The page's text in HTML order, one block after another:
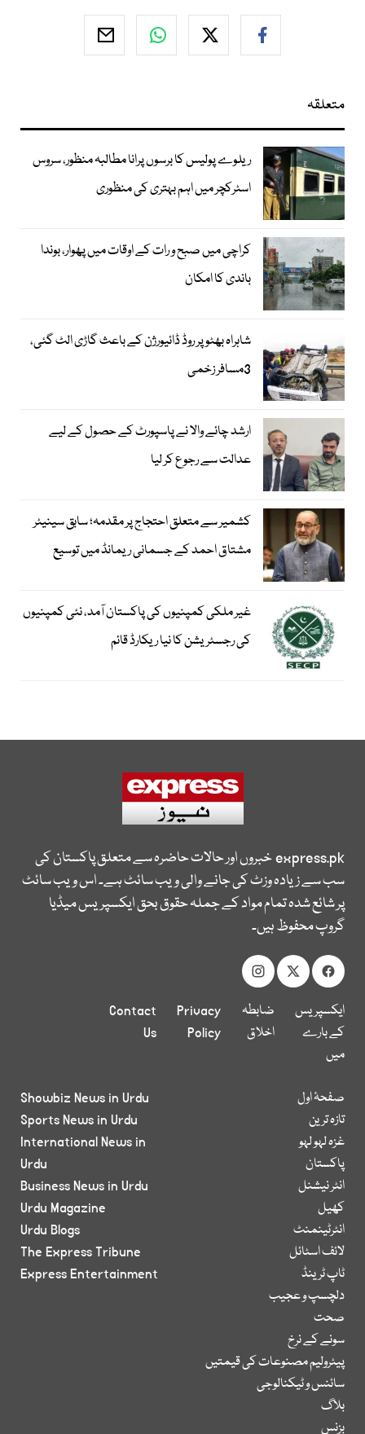
متعلقہ
ریلوے پولیس کا برسوں پرانا مطالبہ منظور، سروس
اسٹرکچر میں اہم بہتری کی منظوری
کراچی میں صبح و رات کے اوقات میں پھوار، بوندا
باندی کا امکان
شاہراہ بھٹو پر روڈ ڈائیورژن کے باعث گاڑی الٹ گئی،
3مسافر زخمی
ارشد چائے والا نے پاسپورٹ کے حصول کے لیے
عدالت سے رجوع کر لیا
کشمیر سے متعلق احتجاج پر مقدمہ؛ سابق سینیٹر
مشتاق احمد کے جسمانی ریمانڈ میں توسیع
غیر ملکی کمپنیوں کی پاکستان آمد، نئی کمپنیوں
کی رجسٹریشن کا نیا ریکارڈ قائم
express.pkخبروں اور حالات حاضرہ سے متعلق پاکستان کی
سب سے زیادہ وزٹ کی جانے والی ویب سائٹ ہے۔ اس ویب سائٹ
پر شائع شدہ تمام مواد کے جملہ حقوق بحق ایکسپریس میڈیا
گروپ محفوظ ہیں۔
ایکسپریس
کے بارے
میں
ضابطہ
اخلاق
Privacy
Policy
Contact
Us
صفحۂ اول
تازہ ترین
غزہ لہو لہو
پاکستان
انٹر نیشنل
کھیل
انٹرٹینمنٹ
لائف اسٹائل
ٹاپ ٹرینڈ
دلچسپ و عجیب
صحت
سونے کے نرخ
پیٹرولیم مصنوعات کی قیمتیں
سائنس و ٹیکنالوجی
بلاگ
بزنس
Showbiz News in Urdu
Sports News in Urdu
International News in
Urdu
Business News in Urdu
Urdu Magazine
Urdu Blogs
The Express Tribune
Express Entertainment